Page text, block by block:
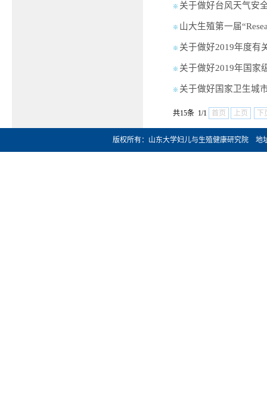
※ 关于做好台风天气安
※ 山大生殖第一届
※ 关于做好2019年度有
※ 关于做好2019年国家
※ 关于做好国家卫生城
共15条 1/1 首页 上页
版权所有：山东大学妇儿与生殖健康研究院 地